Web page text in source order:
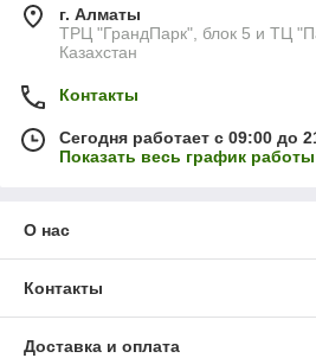
г. Алматы
ТРЦ "ГрандПарк", блок 5 и ТЦ
Казахстан
Контакты
Сегодня работает с 09:00 до
Показать весь график работы
О нас
Контакты
Доставка и оплата